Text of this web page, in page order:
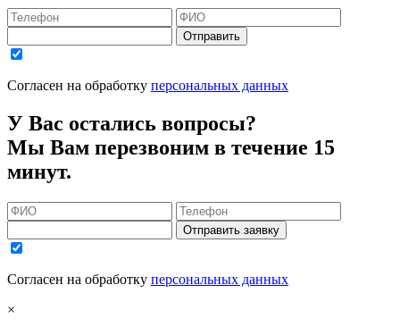
Отправить
Согласен на обработку персональных данных
У Вас остались вопросы?
Мы Вам перезвоним в течение 15
минут.
Отправить заявку
Согласен на обработку персональных данных
×